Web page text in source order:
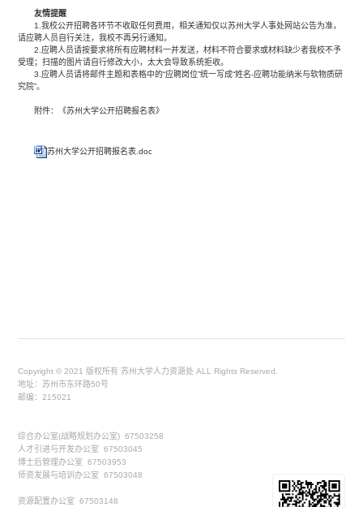
友情提醒
1.我校公开招聘各环节不收取任何费用，相关通知仅以苏州大学人事处网站公告为准，
请应聘人员自行关注，我校不再另行通知。
2.应聘人员请按要求将所有应聘材料一并发送，材料不符合要求或材料缺少者我校不予
受理；扫描的图片请自行修改大小，太大会导致系统拒收。
3.应聘人员请将邮件主题和表格中的“应聘岗位”统一写成“姓名-应聘功能纳米与软物质研
究院”。
附件：《苏州大学公开招聘报名表》
苏州大学公开招聘报名表.doc
Copyright © 2021 版权所有 苏州大学人力资源处 ALL Rights Reserved.
地址：苏州市东环路50号
邮编：215021
综合办公室(战略规划办公室) 67503258
人才引进与开发办公室 67503045
博士后管理办公室 67503953
师资发展与培训办公室 67503048
资源配置办公室 67503148